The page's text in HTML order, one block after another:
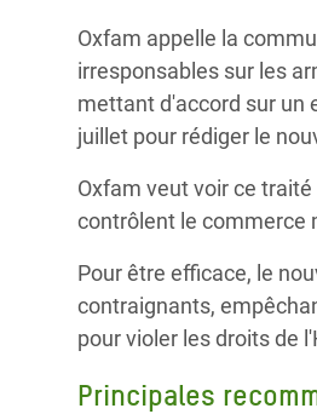
Oxfam appelle la
irresponsables sur les
mettant d'accord sur un
juillet pour rédiger le
Oxfam veut voir ce
contrôlent le commerce
Pour être efficace, le
contraignants,
pour violer les droits de
Principales